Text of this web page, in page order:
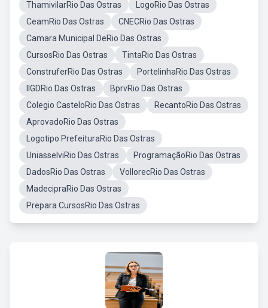
ThamivilarRio Das Ostras
LogoRio Das Ostras
CeamRio Das Ostras
CNECRio Das Ostras
Camara Municipal DeRio Das Ostras
CursosRio Das Ostras
TintaRio Das Ostras
ConstruferRio Das Ostras
PortelinhaRio Das Ostras
IIGDRio Das Ostras
BprvRio Das Ostras
Colegio CasteloRio Das Ostras
RecantoRio Das Ostras
AprovadoRio Das Ostras
Logotipo PrefeituraRio Das Ostras
UniasselviRio Das Ostras
ProgramaçãoRio Das Ostras
DadosRio Das Ostras
VollorecRio Das Ostras
MadecipraRio Das Ostras
Prepara CursosRio Das Ostras